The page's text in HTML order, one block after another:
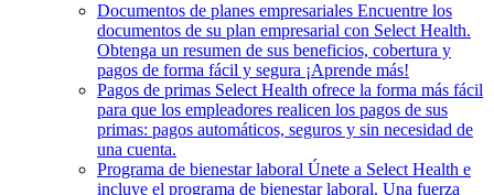
Documentos de planes empresariales Encuentre los
documentos de su plan empresarial con Select Health.
Obtenga un resumen de sus beneficios, cobertura y
pagos de forma fácil y segura ¡Aprende más!
Pagos de primas Select Health ofrece la forma más fácil
para que los empleadores realicen los pagos de sus
primas: pagos automáticos, seguros y sin necesidad de
una cuenta.
Programa de bienestar laboral Únete a Select Health e
incluye el programa de bienestar laboral. Una fuerza